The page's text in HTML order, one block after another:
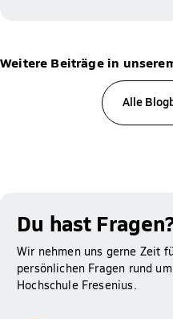
Weitere Beiträge in
Alle
Du hast
Wir nehmen uns gerne Zeit
persönlichen Fragen rund
Hochschule Fresenius.